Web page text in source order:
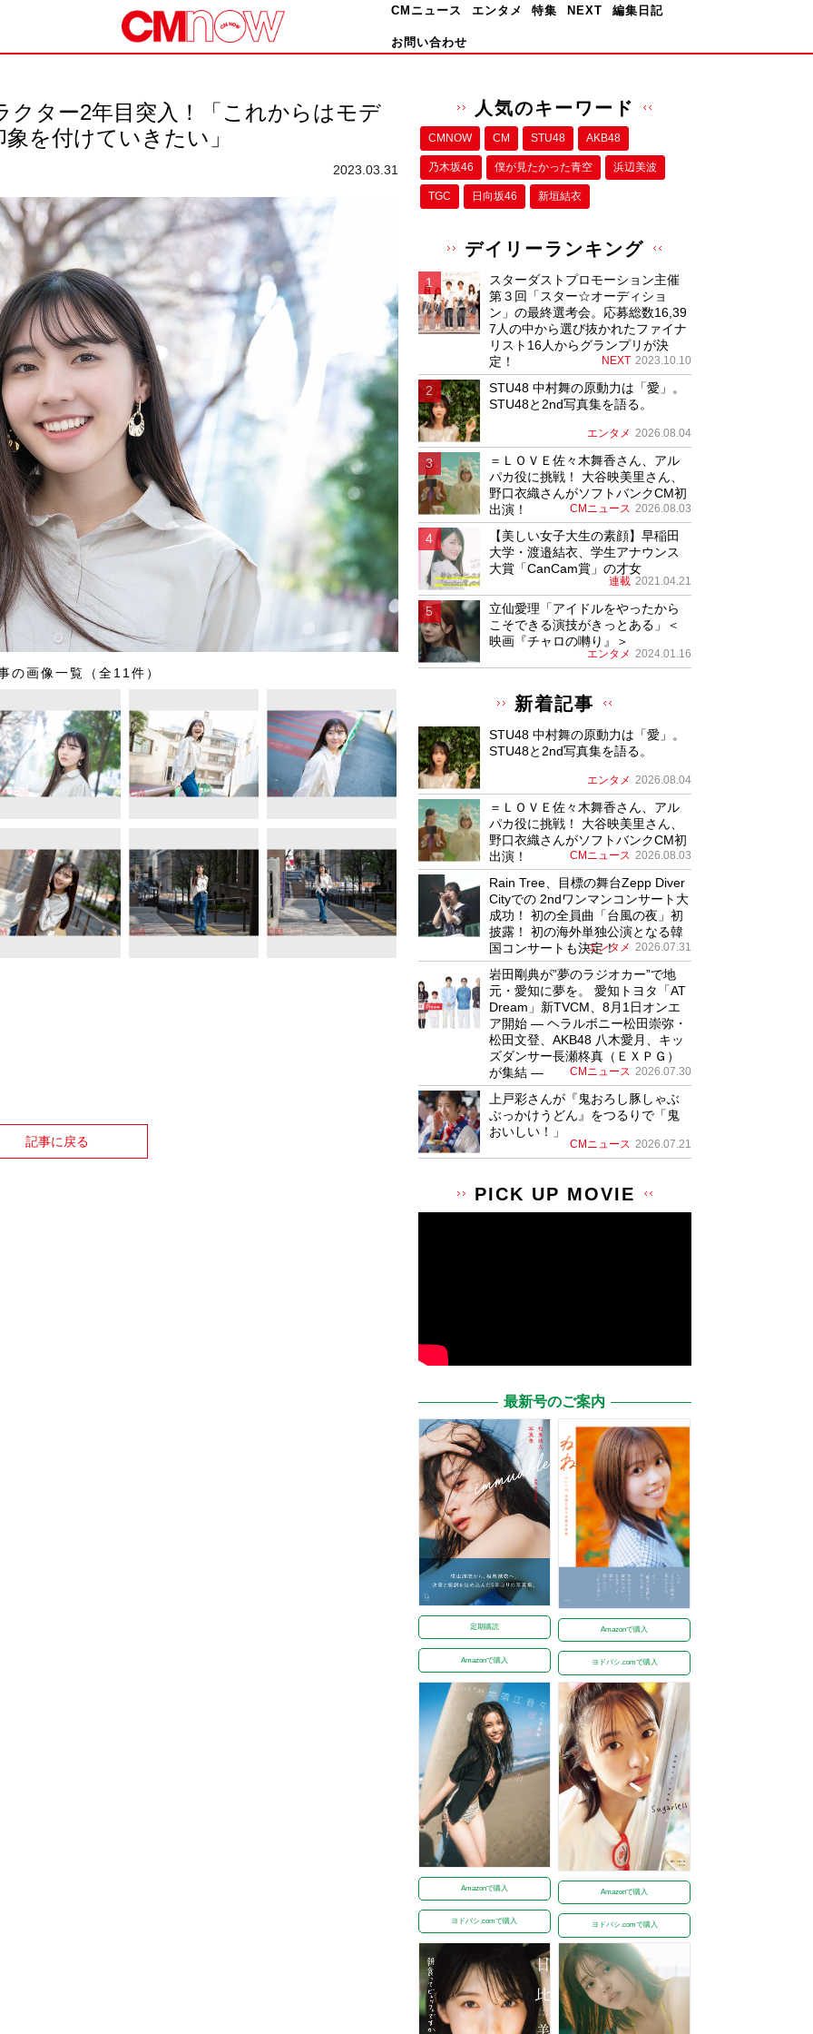
CMニュース エンタメ 特集 NEXT 編集日記
お問い合わせ
クター2年目突入！「これからはモデ
を付けていきたい」
2023.03.31
の画像一覧（全11件）
記事に戻る
人気のキーワード
CMNOW CM STU48 AKB48
乃木坂46 僕が⾒たかった⻘空 浜辺美波
TGC 日向坂46 新垣結衣
デイリーランキング
スターダストプロモーション主催
第３回「スター☆オーディショ
ン」の最終選考会。応募総数16,39
7人の中から選び抜かれたファイナ
リスト16人からグランプリが決
定！
NEXT 2023.10.10
STU48 中村舞の原動力は「愛」。
STU48と2nd写真集を語る。
エンタメ 2026.08.04
＝ＬＯＶＥ佐々木舞香さん、アル
パカ役に挑戦！ 大谷映美里さん、
野口衣織さんがソフトバンクCM初
出演！
CMニュース 2026.08.03
【美しい女子大生の素顔】早稲田
大学・渡邉結衣、学生アナウンス
大賞「CanCam賞」の才女
連載 2021.04.21
立仙愛理「アイドルをやったから
こそできる演技がきっとある」＜
映画『チャロの囀り』＞
エンタメ 2024.01.16
新着記事
STU48 中村舞の原動力は「愛」。
STU48と2nd写真集を語る。
エンタメ 2026.08.04
＝ＬＯＶＥ佐々木舞香さん、アル
パカ役に挑戦！ 大谷映美里さん、
野口衣織さんがソフトバンクCM初
出演！
CMニュース 2026.08.03
Rain Tree、目標の舞台Zepp Diver
Cityでの 2ndワンマンコンサート大
成功！ 初の全員曲「台風の夜」初
披露！ 初の海外単独公演となる韓
国コンサートも決定！
エンタメ 2026.07.31
岩田剛典が”夢のラジオカー”で地
元・愛知に夢を。 愛知トヨタ「AT
Dream」新TVCM、8月1日オンエ
ア開始 ― ヘラルボニー松田崇弥・
松田文登、AKB48 八木愛月、キッ
ズダンサー長瀬柊真（ＥＸＰＧ）
が集結 ―
CMニュース 2026.07.30
上戸彩さんが『鬼おろし豚しゃぶ
ぶっかけうどん』をつるりで「鬼
おいしい！」
CMニュース 2026.07.21
PICK UP MOVIE
最新号のご案内
定期購読
Amazonで購入
Amazonで購入
ヨドバシ.comで購入
Amazonで購入
ヨドバシ.comで購入
Amazonで購入
ヨドバシ.comで購入